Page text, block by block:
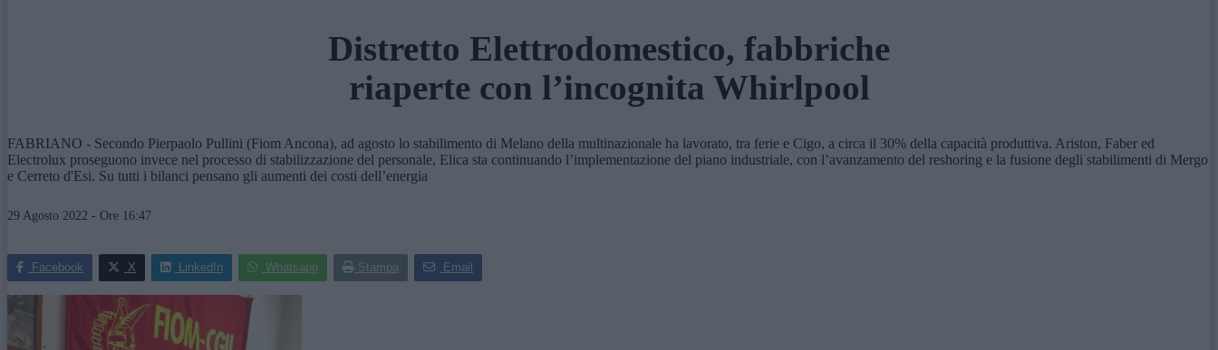
Distretto Elettrodomestico, fabbriche
riaperte con l’incognita Whirlpool
FABRIANO - Secondo Pierpaolo Pullini (Fiom Ancona), ad agosto lo stabilimento di Melano della multinazionale ha lavorato, tra ferie e Cigo, a circa il 30% della capacità produttiva. Ariston, Faber ed
Electrolux proseguono invece nel processo di stabilizzazione del personale, Elica sta continuando l’implementazione del piano industriale, con l’avanzamento del reshoring e la fusione degli stabilimenti di Mergo
e Cerreto d'Esi. Su tutti i bilanci pensano gli aumenti dei costi dell’energia
29 Agosto 2022 - Ore 16:47
Facebook X LinkedIn Whatsapp Stampa Email